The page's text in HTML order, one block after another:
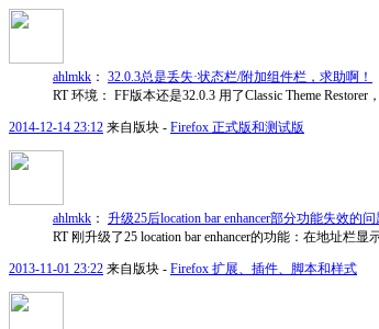
ahlmkk ： 32.0.3总是丢失·状态栏/附加组件栏，求助啊！
RT 环境： FF版本还是32.0.3 用了Classic Theme
2014-12-14 23:12 来自版块 - Firefox 正式版和测试版
ahlmkk ： 升级25后location bar enhancer部分功能失效的问
RT 刚升级了25 location bar enhancer的功能：在地址
2013-11-01 23:22 来自版块 - Firefox 扩展、插件、脚本和样式